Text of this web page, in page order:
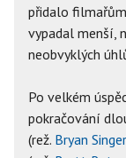
přidalo
vypadal menší,
neobvyklých
Po velkém
pokračování
(rež. Bryan Singer